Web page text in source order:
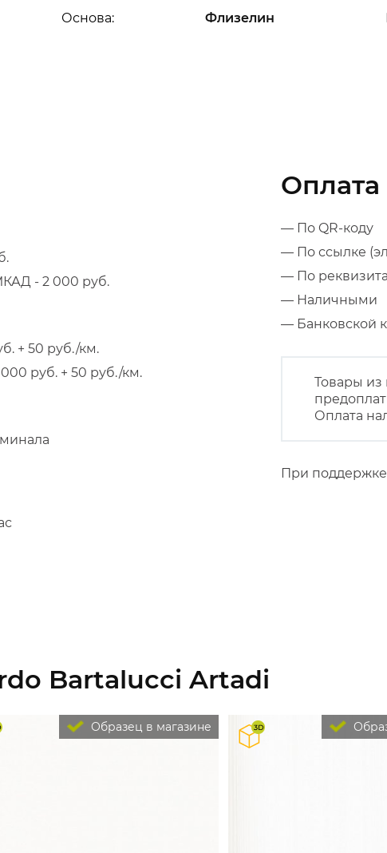
Основа: Флизелин
- 2 000 руб.
+ 50 руб./км.
руб. + 50 руб./км.
Оплата
— По QR-коду
— По ссылке
— По
— Наличными
— Банковской
Товары из
Оплата
При
Bartalucci Artadi
Образец в магазине